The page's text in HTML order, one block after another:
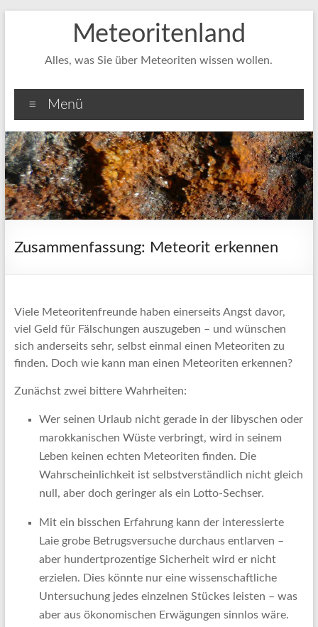
Meteoritenland
Alles, was Sie über Meteoriten wissen wollen.
Menü
Zusammenfassung: Meteorit erkennen
Viele Meteoritenfreunde haben einerseits Angst davor,
viel Geld für Fälschungen auszugeben – und wünschen
sich anderseits sehr, selbst einmal einen Meteoriten zu
finden. Doch wie kann man einen Meteoriten erkennen?
Zunächst zwei bittere Wahrheiten:
Wer seinen Urlaub nicht gerade in der libyschen oder
marokkanischen Wüste verbringt, wird in seinem
Leben keinen echten Meteoriten finden. Die
Wahrscheinlichkeit ist selbstverständlich nicht gleich
null, aber doch geringer als ein Lotto-Sechser.
Mit ein bisschen Erfahrung kann der interessierte
Laie grobe Betrugsversuche durchaus entlarven –
aber hundertprozentige Sicherheit wird er nicht
erzielen. Dies könnte nur eine wissenschaftliche
Untersuchung jedes einzelnen Stückes leisten – was
aber aus ökonomischen Erwägungen sinnlos wäre.